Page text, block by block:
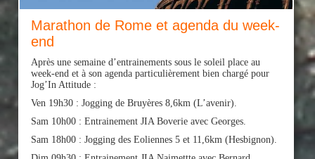
Marathon de Rome et agenda du week-
end
Après une semaine d’entrainements sous le soleil place au
week-end et à son agenda particulièrement bien chargé pour
Jog’In Attitude :
Ven 19h30 : Jogging de Bruyères 8,6km (L’avenir).
Sam 10h00 : Entrainement JIA Boverie avec Georges.
Sam 18h00 : Jogging des Eoliennes 5 et 11,6km (Hesbignon).